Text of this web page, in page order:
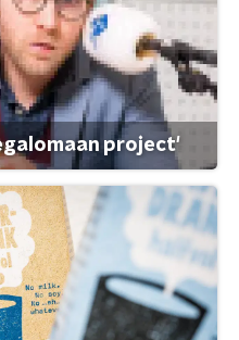
project'